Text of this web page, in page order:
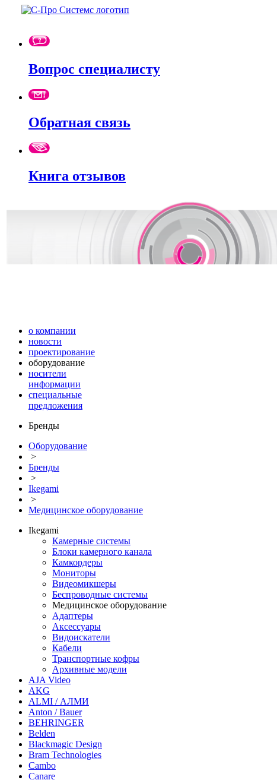
Вопрос специалисту
Обратная связь
Книга отзывов
о компании
новости
проектирование
оборудование
носители
информации
специальные
предложения
Бренды
Оборудование
>
Бренды
>
Ikegami
>
Медицинское оборудование
Ikegami
Камерные системы
Блоки камерного канала
Камкордеры
Мониторы
Видеомикшеры
Беспроводные системы
Медицинское оборудование
Адаптеры
Аксессуары
Видоискатели
Кабели
Транспортные кофры
Архивные модели
AJA Video
AKG
ALMI / АЛМИ
Anton / Bauer
BEHRINGER
Belden
Blackmagic Design
Bram Technologies
Cambo
Canare